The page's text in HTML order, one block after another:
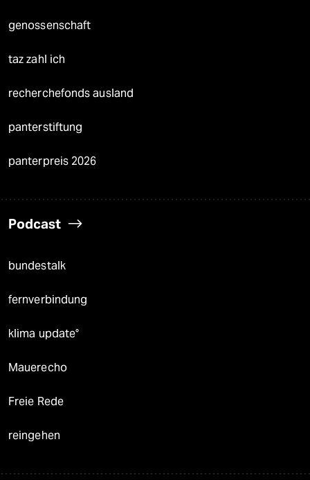
genossenschaft
taz zahl ich
recherchefonds ausland
panterstiftung
panterpreis 2026
Podcast
bundestalk
fernverbindung
klima update°
Mauerecho
Freie Rede
reingehen